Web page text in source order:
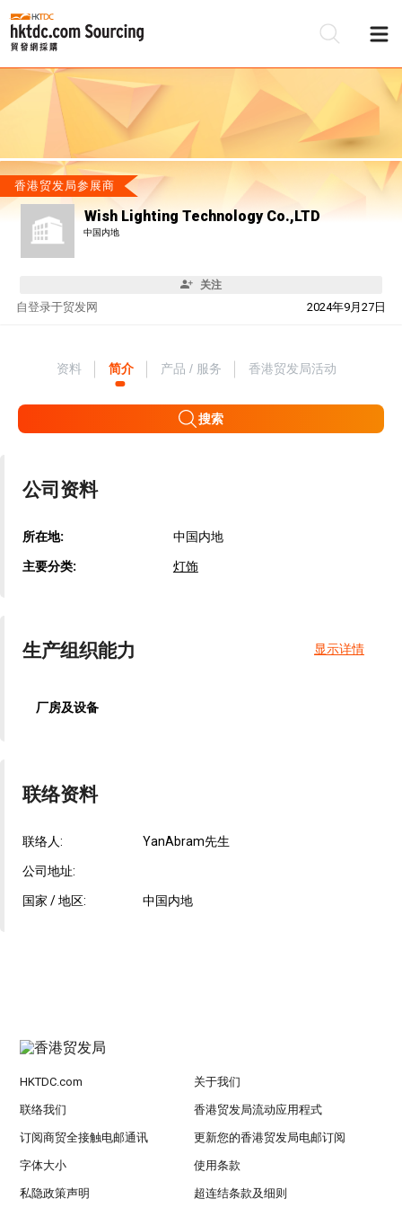
香港贸发局参展商
Wish Lighting Technology Co.,LTD
中国内地
关注
自 2024年9月27日
登录于贸发网
资料 简介 产品 / 服务 香港贸发局活动
搜索
公司资料
所在地: 中国内地
主要分类: 灯饰
生产组织能力 显示详情
厂房及设备
联络资料
联络人: YanAbram先生
公司地址:
国家 / 地区: 中国内地
HKTDC.com 关于我们
联络我们 香港贸发局流动应用程式
订阅商贸全接触电邮通讯 更新您的香港贸发局电邮订阅
字体大小 使用条款
私隐政策声明 超连结条款及细则